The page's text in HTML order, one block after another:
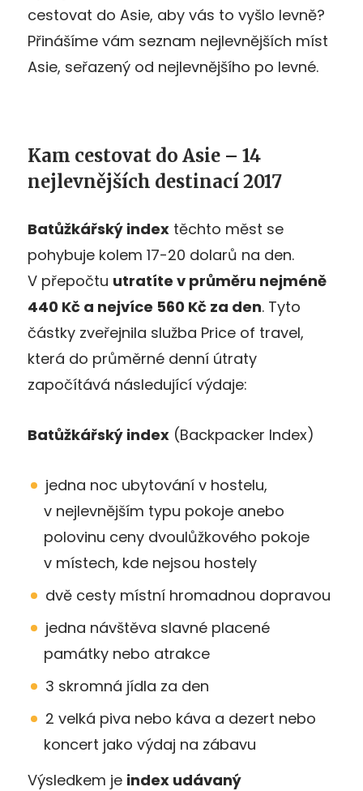
cestovat do Asie, aby vás to vyšlo levně?
Přinášíme vám seznam nejlevnějších míst
Asie, seřazený od nejlevnějšího po levné.
Kam cestovat do Asie – 14
nejlevnějších destinací 2017
Batůžkářský index těchto měst se
pohybuje kolem 17-20 dolarů na den.
V přepočtu utratíte v průměru nejméně
440 Kč a nejvíce 560 Kč za den. Tyto
částky zveřejnila služba Price of travel,
která do průměrné denní útraty
započítává následující výdaje:
Batůžkářský index (Backpacker Index)
jedna noc ubytování v hostelu,
v nejlevnějším typu pokoje anebo
polovinu ceny dvoulůžkového pokoje
v místech, kde nejsou hostely
dvě cesty místní hromadnou dopravou
jedna návštěva slavné placené
památky nebo atrakce
3 skromná jídla za den
2 velká piva nebo káva a dezert nebo
koncert jako výdaj na zábavu
Výsledkem je index udávaný